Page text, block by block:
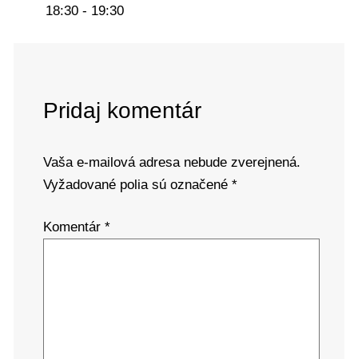
18:30 - 19:30
Pridaj komentár
Vaša e-mailová adresa nebude zverejnená.
Vyžadované polia sú označené *
Komentár *